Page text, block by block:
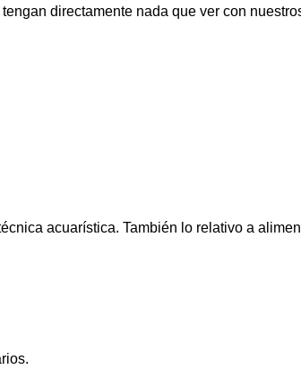
directamente nada que ver con
acuarística. También lo relativo a